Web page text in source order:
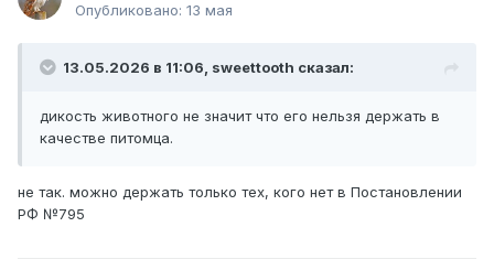
Опубликовано: 13 мая
13.05.2026 в 11:06, sweettooth сказал:
дикость животного не значит что его нельзя держать в
качестве питомца.
не так. можно держать только тех, кого нет в Постановлении
РФ №795